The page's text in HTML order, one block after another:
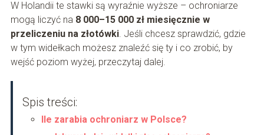
W Holandii te stawki są wyraźnie wyższe – ochroniarze
mogą liczyć na 8 000–15 000 zł miesięcznie w
przeliczeniu na złotówki. Jeśli chcesz sprawdzić, gdzie
w tym widełkach możesz znaleźć się ty i co zrobić, by
wejść poziom wyżej, przeczytaj dalej.
Spis treści:
Ile zarabia ochroniarz w Polsce?